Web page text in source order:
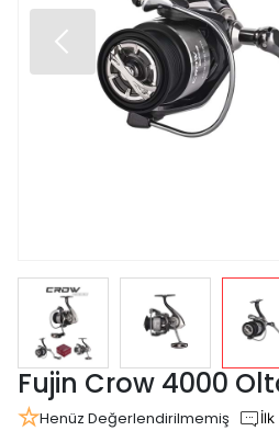
Fujin Crow 4000
Henüz Değerlendirilmemiş